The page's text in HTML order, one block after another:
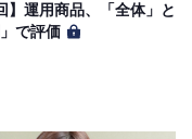
】運用商品、「全体」と
」で評価